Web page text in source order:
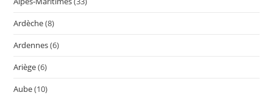
Ardèche(8)
Ardennes(6)
Ariège(6)
Aube(10)